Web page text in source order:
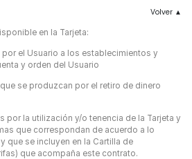
en la Tarjeta:
el Usuario a los establecimientos y
y orden del Usuario
se produzcan por el retiro de dinero
por la utilización y/o tenencia de la Tarjeta y
que correspondan de acuerdo a lo
que se incluyen en la Cartilla de
que acompaña este contrato.